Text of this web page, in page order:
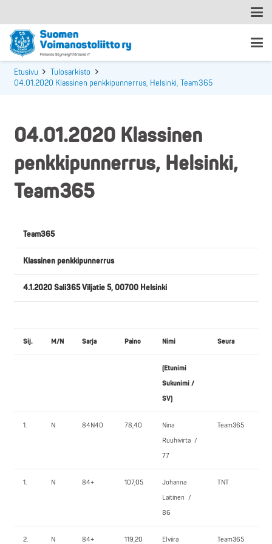
Etusivu
Tulosarkisto
04.01.2020 Klassinen penkkipunnerrus, Helsinki, Team365
04.01.2020 Klassinen
penkkipunnerrus, Helsinki,
Team365
Team365
Klassinen penkkipunnerrus
4.1.2020 Sali365 Viljatie 5, 00700 Helsinki
Sij. M/N Sarja Paino Nimi Seura
(Etunimi
Sukunimi /
SV)
1. N 84N40 78,40
Nina
Ruuhivirta /
77
Team365
1. N 84+ 107,05
Johanna
Laitinen /
86
TNT
2. N 84+ 119,20
Elviira
Team365